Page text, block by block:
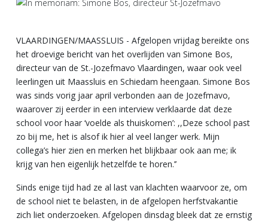
VLAARDINGEN/MAASSLUIS - Afgelopen vrijdag bereikte ons
het droevige bericht van het overlijden van Simone Bos,
directeur van de St.-Jozefmavo Vlaardingen, waar ook veel
leerlingen uit Maassluis en Schiedam heengaan. Simone Bos
was sinds vorig jaar april verbonden aan de Jozefmavo,
waarover zij eerder in een interview verklaarde dat deze
school voor haar ‘voelde als thuiskomen’: ,,Deze school past
zo bij me, het is alsof ik hier al veel langer werk. Mijn
collega’s hier zien en merken het blijkbaar ook aan me; ik
krijg van hen eigenlijk hetzelfde te horen.’’
Sinds enige tijd had ze al last van klachten waarvoor ze, om
de school niet te belasten, in de afgelopen herfstvakantie
zich liet onderzoeken. Afgelopen dinsdag bleek dat ze ernstig